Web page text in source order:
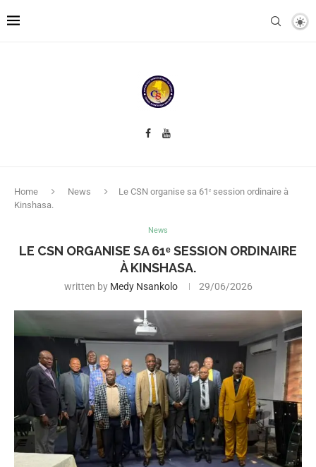
Home News
Le CSN organise sa 61ᵉ session ordinaire à
Kinshasa.
News
LE CSN ORGANISE SA 61ᵉ SESSION ORDINAIRE
À KINSHASA.
written by Medy Nsankolo 29/06/2026